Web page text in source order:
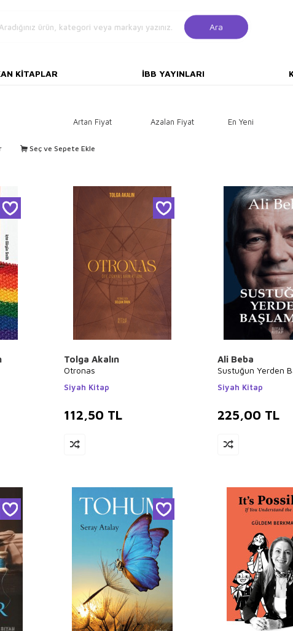
Ara
KITAPLAR İBB YAYINLARI
Artan Fiyat Azalan Fiyat En Yeni
Seç ve Sepete Ekle
Tolga Akalın
Otronas
Siyah Kitap
112,50 TL
Ali Beba
Sustuğun Yerden
Siyah Kitap
225,00 TL